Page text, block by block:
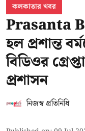
কলকাতার খবর
Prasanta
হল প্রশান্ত
বিডিওর
প্রশাসন
নিজস্ব প্রতিনিধি